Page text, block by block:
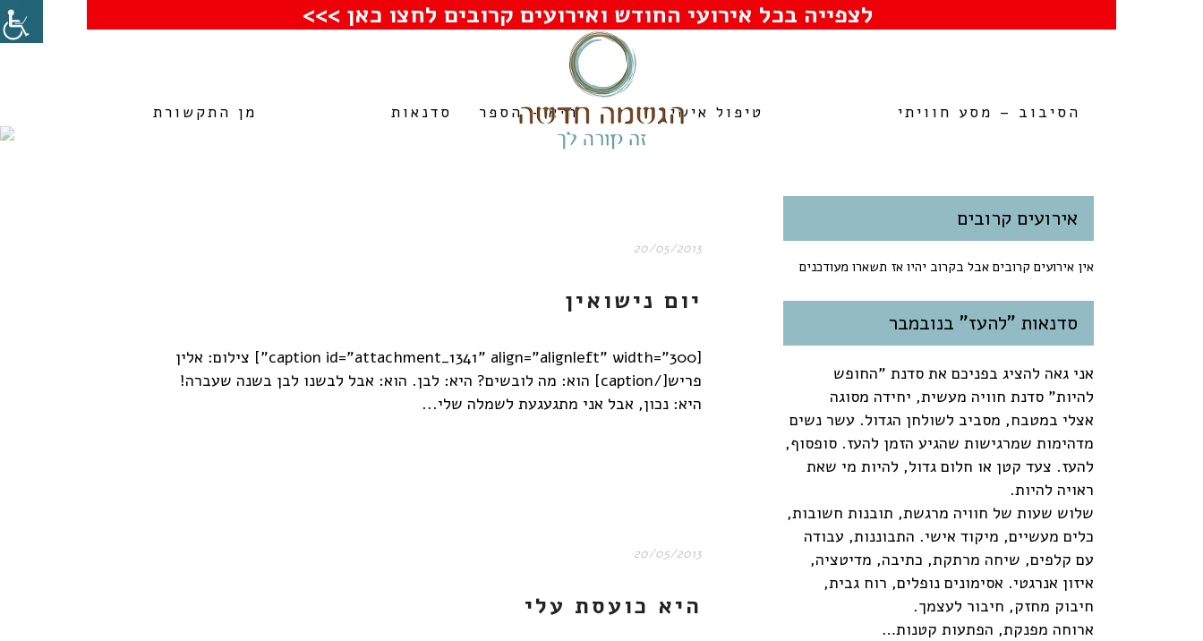
לצפייה בכל אירועי החודש ואירועים קרובים לחצו כאן >>>
היא – הספר סדנאות מן התקשורת הסיבוב – מסע חוויתי טיפול אישי
20/05/2013
יום נישואין
[caption id="attachment_1341" align="alignleft" width="300"] צילום: אלין
פריש[/caption] הוא: מה לובשים? היא: לבן. הוא: אבל לבשנו לבן בשנה שעברה!
היא: נכון, אבל אני מתגעגעת לשמלה שלי...
20/05/2013
היא כועסת עלי
אירועים קרובים
אין אירועים קרובים אבל בקרוב יהיו אז תשארו מעודכנים
סדנאות "להעז" בנובמבר
אני גאה להציג בפניכם את סדנת "החופש
להיות" סדנת חוויה מעשית, יחידה מסוגה
אצלי במטבח, מסביב לשולחן הגדול. עשר נשים
מדהימות שמרגישות שהגיע הזמן להעז. סופסוף,
להעז. צעד קטן או חלום גדול, להיות מי שאת
ראויה להיות.
שלוש שעות של חוויה מרגשת, תובנות חשובות,
כלים מעשיים, מיקוד אישי. התבוננות, עבודה
עם קלפים, שיחה מרתקת, כתיבה, מדיטציה,
איזון אנרגטי. אסימונים נופלים, רוח גבית,
חיבוק מחזק, חיבור לעצמך.
ארוחה מפנקת, הפתעות קטנות…